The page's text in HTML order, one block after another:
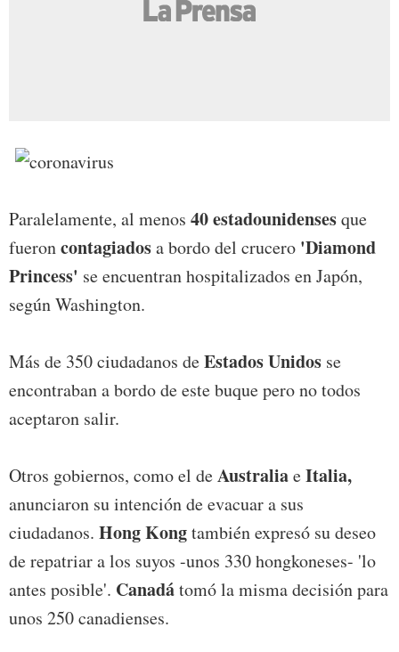
Paralelamente, al menos 40 estadounidensesque
fueroncontagiadosa bordo del crucero 'Diamond
Princess' se encuentran hospitalizados en Japón,
según Washington.
Más de 350 ciudadanos deEstados Unidos se
encontraban a bordo de este buque pero no todos
aceptaron salir.
Otros gobiernos, como el deAustraliaeItalia,
anunciaron su intención de evacuar a sus
ciudadanos. Hong Kongtambién expresó su deseo
de repatriar a los suyos -unos 330 hongkoneses- 'lo
antes posible'. Canadátomó la misma decisión para
unos 250 canadienses.